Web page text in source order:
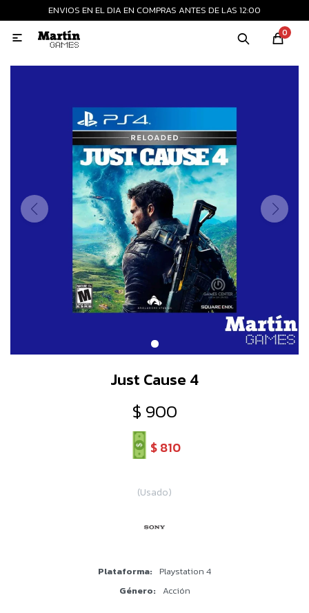
ENVIOS EN EL DIA EN COMPRAS ANTES DE LAS 12:00
0

Just Cause 4
$ 900
$810
(Usado)
Plataforma
Playstation 4
Género
Acción
MI CUENTA
Consolas nuevas
Consolas recertificadas
Juegos
Accesorios